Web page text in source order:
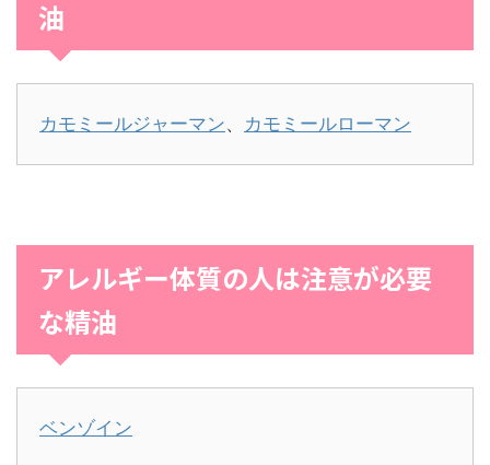
油
カモミールジャーマン、 カモミールローマン
アレルギー体質の人は注意が必要
な精油
ベンゾイン